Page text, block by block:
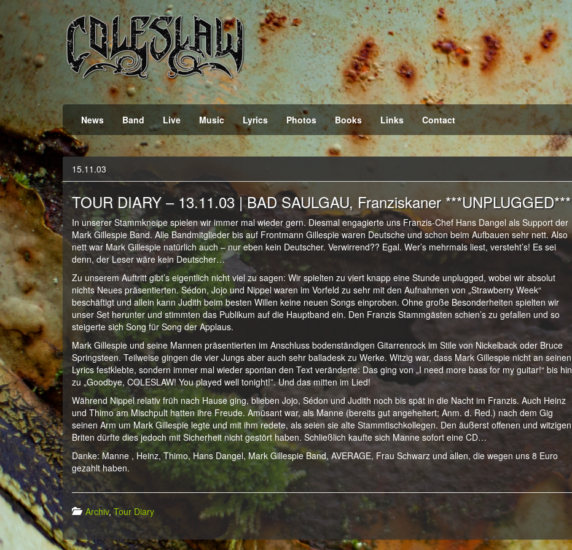
Coleslaw
Official Webpage
News Band Live Music Lyrics Photos Books Links Contact
15.11.03
TOUR DIARY – 13.11.03 | BAD SAULGAU, Franziskaner ***UNPLUGGED***
In unserer Stammkneipe spielen wir immer mal wieder gern. Diesmal engagierte uns Franzis-Chef Hans Dangel als Support der
Mark Gillespie Band. Alle Bandmitglieder bis auf Frontmann Gillespie waren Deutsche und schon beim Aufbauen sehr nett. Also
nett war Mark Gillespie natürlich auch – nur eben kein Deutscher. Verwirrend?? Egal. Wer’s mehrmals liest, versteht’s! Es sei
denn, der Leser wäre kein Deutscher…
Zu unserem Auftritt gibt’s eigentlich nicht viel zu sagen: Wir spielten zu viert knapp eine Stunde unplugged, wobei wir absolut
nichts Neues präsentierten. Sédon, Jojo und Nippel waren im Vorfeld zu sehr mit den Aufnahmen von „Strawberry Week“
beschäftigt und allein kann Judith beim besten Willen keine neuen Songs einproben. Ohne große Besonderheiten spielten wir
unser Set herunter und stimmten das Publikum auf die Hauptband ein. Den Franzis Stammgästen schien’s zu gefallen und so
steigerte sich Song für Song der Applaus.
Mark Gillespie und seine Mannen präsentierten im Anschluss bodenständigen Gitarrenrock im Stile von Nickelback oder Bruce
Springsteen. Teilweise gingen die vier Jungs aber auch sehr balladesk zu Werke. Witzig war, dass Mark Gillespie nicht an seinen
Lyrics festklebte, sondern immer mal wieder spontan den Text veränderte: Das ging von „I need more bass for my guitar!“ bis hin
zu „Goodbye, COLESLAW! You played well tonight!”. Und das mitten im Lied!
Während Nippel relativ früh nach Hause ging, blieben Jojo, Sédon und Judith noch bis spät in die Nacht im Franzis. Auch Heinz
und Thimo am Mischpult hatten ihre Freude. Amüsant war, als Manne (bereits gut angeheitert; Anm. d. Red.) nach dem Gig
seinen Arm um Mark Gillespie legte und mit ihm redete, als seien sie alte Stammtischkollegen. Den äußerst offenen und witzigen
Briten dürfte dies jedoch mit Sicherheit nicht gestört haben. Schließlich kaufte sich Manne sofort eine CD…
Danke: Manne , Heinz, Thimo, Hans Dangel, Mark Gillespie Band, AVERAGE, Frau Schwarz und allen, die wegen uns 8 Euro
gezahlt haben.
Archiv,Tour Diary